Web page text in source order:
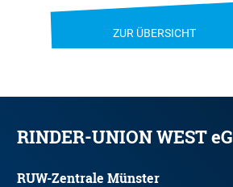
ZUR ÜBERSICHT
RINDER-UNION WEST eG
RUW-Zentrale Münster